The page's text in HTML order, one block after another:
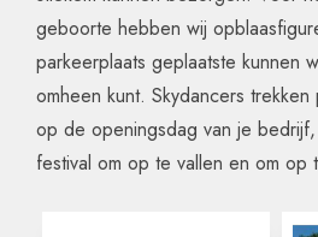
geboorte hebben wij
parkeerplaats geplaatste kunnen
omheen kunt. Skydancers
op de openingsdag van je
festival om op te vallen en om op